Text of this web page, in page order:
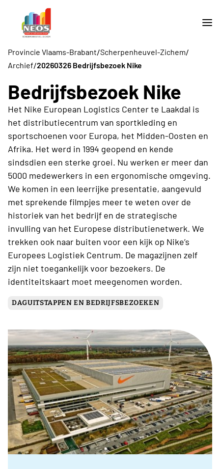
Provincie Vlaams-Brabant/Scherpenheuvel-Zichem/
Archief/20260326 Bedrijfsbezoek Nike
Bedrijfsbezoek Nike
Het Nike European Logistics Center te Laakdal is
het distributiecentrum van sportkleding en
sportschoenen voor Europa, het Midden-Oosten en
Afrika. Het werd in 1994 geopend en kende
sindsdien een sterke groei. Nu werken er meer dan
5000 medewerkers in een ergonomische omgeving.
We komen in een leerrijke presentatie, aangevuld
met sprekende filmpjes meer te weten over de
historiek van het bedrijf en de strategische
invulling van het Europese distributienetwerk. We
trekken ook naar buiten voor een kijk op Nike’s
Europees Logistiek Centrum. De magazijnen zelf
zijn niet toegankelijk voor bezoekers. De
identiteitskaart moet meegenomen worden.
DAGUITSTAPPEN EN BEDRIJFSBEZOEKEN